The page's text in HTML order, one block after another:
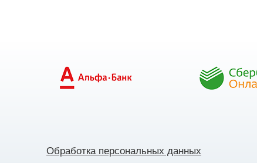
Обработка персональных данных